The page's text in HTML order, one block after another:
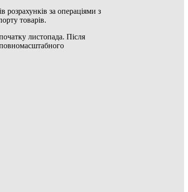
за операціями з
товарів.
листопада. Після